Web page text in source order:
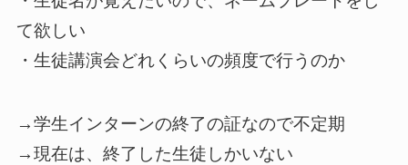
て欲しい
・生徒講演会どれくらいの頻度で行うのか
→学生インターンの終了の証なので不定期
→現在は、終了した生徒しかいない